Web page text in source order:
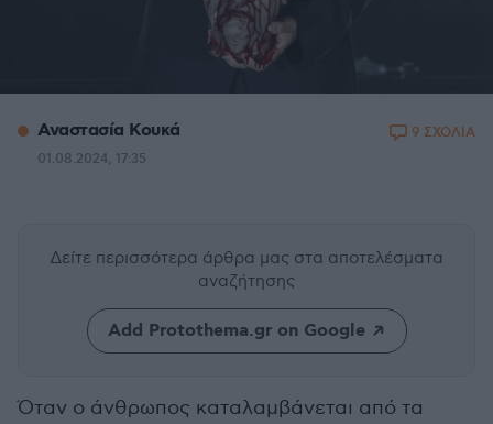
Αναστασία Κουκά
01.08.2024, 17:35
9 ΣΧΟΛΙΑ
Δείτε περισσότερα άρθρα μας στα αποτελέσματα
αναζήτησης
Add Protothema.gr on Google
Όταν ο άνθρωπος καταλαμβάνεται από τα